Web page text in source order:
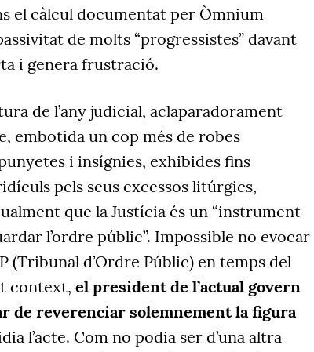
el càlcul documentat per Òmnium
de molts “progressistes” davant
i genera frustració.
de l’any judicial, aclaparadorament
embotida un cop més de robes
i insígnies, exhibides fins
pels seus excessos litúrgics,
que la Justícia és un “instrument
l’ordre públic”. Impossible no evocar
(Tribunal d’Ordre Públic) en temps del
context, el president de l’actual govern
de reverenciar solemnement la figura
l’acte. Com no podia ser d’una altra